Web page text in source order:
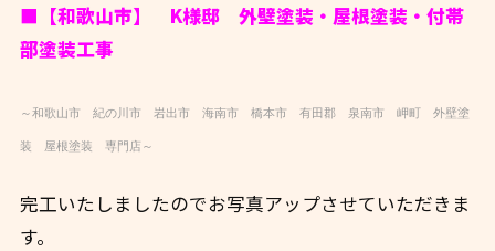
■【和歌山市】 K様邸 外壁塗装・屋根塗装・付帯
部塗装工事
～和歌山市 紀の川市 岩出市 海南市 橋本市 有田郡 泉南市 岬町 外壁塗
装 屋根塗装 専門店～
完工いたしましたのでお写真アップさせていただきま
す。